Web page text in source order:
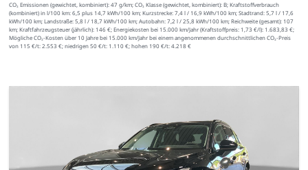
CO₂ Emissionen (gewichtet, kombiniert): 47 g/km; CO₂ Klasse (gewichtet, kombiniert): B; Kraftstoffverbrauch
(kombiniert) in l/100 km: 6,5 plus 14,7 kWh/100 km; Kurzstrecke: 7,4 l / 16,9 kWh/100 km; Stadtrand: 5,7 l / 17,6
kWh/100 km; Landstraße: 5,8 l / 18,7 kWh/100 km; Autobahn: 7,2 l / 25,8 kWh/100 km; Reichweite (gesamt): 107
km; Kraftfahrzeugsteuer (jährlich): 146 €; Energiekosten bei 15.000 km/Jahr (Kraftstoffpreis: 1,73 €/l): 1.683,83 €;
Mögliche CO₂-Kosten über 10 Jahre bei 15.000 km/Jahr bei einem angenommenen durchschnittlichen CO₂-Preis
von 115 €/t: 2.553 €; niedrigen 50 €/t: 1.110 €; hohen 190 €/t: 4.218 €